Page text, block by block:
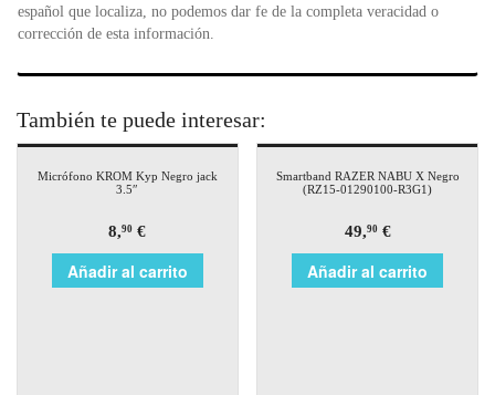
español que localiza, no podemos dar fe de la completa veracidad o
corrección de esta información.
También te puede interesar:
Micrófono KROM Kyp Negro jack
3.5″
8,90 €
Añadir al carrito
Smartband RAZER NABU X Negro
(RZ15-01290100-R3G1)
49,90€
Añadir al carrito